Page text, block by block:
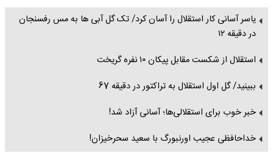
یاسر آسانی کار استقلال را آسان کرد/ تک گل آبی ها به مس رفسنجان
در دقیقه ۱۲
استقلال از شکست مقابل پیکان ۱۰ نفره گریخت
ببینید/ گل اول استقلال به تراکتور در دقیقه 67
خبر خوب برای استقلالی‌ها؛ آسانی آزاد شد!
خداحافظی عجیب اورنبورگ با سعید سحرخیزان!